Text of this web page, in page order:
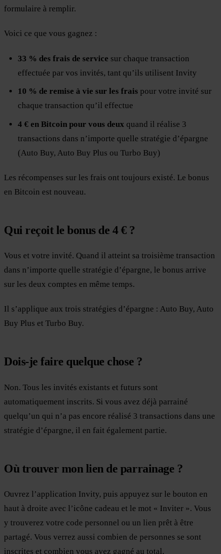
formulaire à remplir.
Voici ce que vous gagnez :
33 % des frais de service sur chaque transaction
effectuée par vos invités, tant qu’ils utilisent Invity
10 % de remise à vie sur les frais pour votre invité sur
chaque transaction qu’il effectue
4 € en Bitcoin pour vous deux quand il réalise 3
transactions dans n’importe quelle stratégie d’épargne
(Auto Buy, Auto Buy Plus ou Turbo Buy)
Les récompenses sur les frais ont toujours existé. Le bonus
en Bitcoin est nouveau.
Qui reçoit le bonus de 4 € ?
Vous et votre invité. Quand il atteint sa troisième transaction
dans n’importe quelle stratégie d’épargne, le bonus arrive
sur les deux comptes en même temps.
Il s’applique aux trois stratégies d’épargne : Auto Buy, Auto
Buy Plus et Turbo Buy.
Dois-je faire quelque chose ?
Non. Tous les invités existants et futurs sont
automatiquement inscrits. Si vous avez déjà parrainé
quelqu’un qui n’a pas encore réalisé 3 transactions dans une
stratégie d’épargne, il en fait également partie.
Où trouver mon lien de parrainage ?
Ouvrez l’application Invity, puis appuyez sur le bouton en
haut à droite avec l’icône cadeau et le mot « Inviter ». Vous
y trouverez votre code personnel ou un lien prêt à être
partagé. Vous verrez aussi combien de personnes se sont
inscrites et combien vous avez gagné au total.